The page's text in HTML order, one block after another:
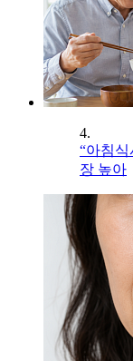
4.
“아침
장 높아